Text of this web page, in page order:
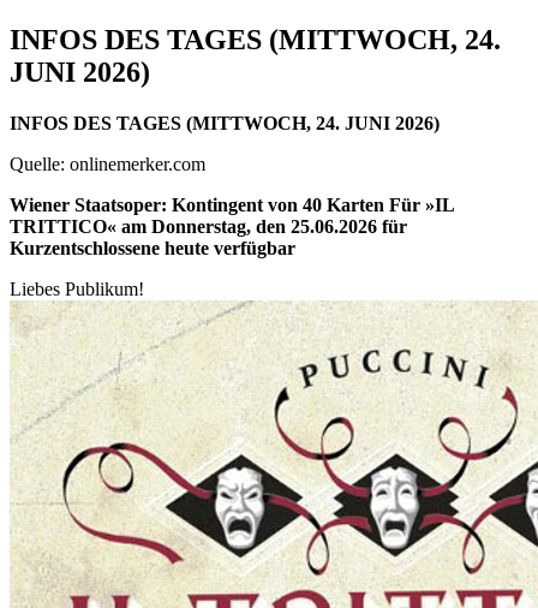
INFOS DES TAGES (MITTWOCH, 24.
JUNI 2026)
INFOS DES TAGES (MITTWOCH, 24. JUNI 2026)
Quelle: onlinemerker.com
Wiener Staatsoper: Kontingent von 40 Karten Für »IL
TRITTICO« am Donnerstag, den 25.06.2026 für
Kurzentschlossene heute verfügbar
Liebes Publikum!